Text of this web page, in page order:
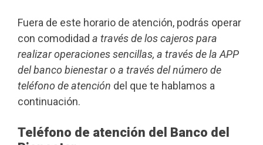
Fuera de este horario de atención, podrás operar
con comodidad a través de los cajeros para
realizar operaciones sencillas, a través de la APP
del banco bienestar o a través del número de
teléfono de atención del que te hablamos a
continuación.
Teléfono de atención del Banco del